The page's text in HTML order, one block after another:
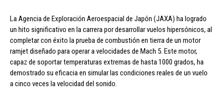
La Agencia de Exploración Aeroespacial de Japón (JAXA) ha logrado
un hito significativo en la carrera por desarrollar vuelos hipersónicos, al
completar con éxito la prueba de combustión en tierra de un motor
ramjet diseñado para operar a velocidades de Mach 5. Este motor,
capaz de soportar temperaturas extremas de hasta 1000 grados, ha
demostrado su eficacia en simular las condiciones reales de un vuelo
a cinco veces la velocidad del sonido.